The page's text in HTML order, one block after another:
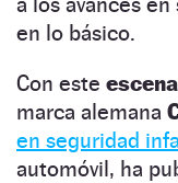
en lo básico.
Con este
marca alemana
en seguridad
automóvil, ha